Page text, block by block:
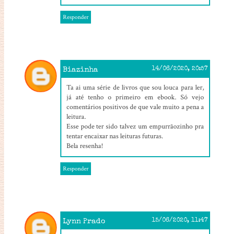
Responder
Biazinha 14/06/2020, 20:57
Ta ai uma série de livros que sou louca para ler,
já até tenho o primeiro em ebook. Só vejo
comentários positivos de que vale muito a pena a
leitura.
Esse pode ter sido talvez um empurrãozinho pra
tentar encaixar nas leituras futuras.
Bela resenha!
Responder
Lynn Prado 15/06/2020, 11:47